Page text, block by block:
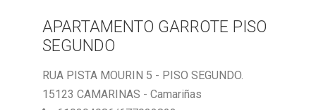
APARTAMENTO GARROTE PISO
SEGUNDO
RUA PISTA MOURIN 5 - PISO SEGUNDO.
15123 CAMARINAS - Camariñas